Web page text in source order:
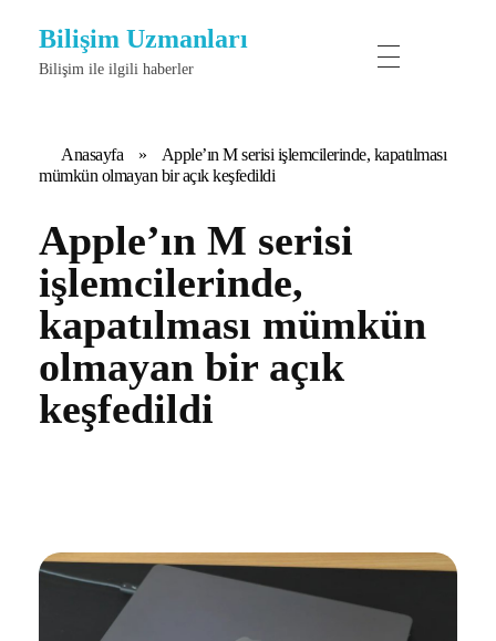
Bilişim Uzmanları
Bilişim ile ilgili haberler
Anasayfa »
Apple’ın M serisi işlemcilerinde, kapatılması
mümkün olmayan bir açık keşfedildi
Apple’ın M serisi
işlemcilerinde,
kapatılması mümkün
olmayan bir açık
keşfedildi